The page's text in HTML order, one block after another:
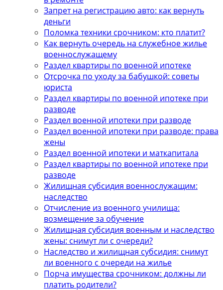
Запрет на регистрацию авто: как вернуть
деньги
Поломка техники срочником: кто платит?
Как вернуть очередь на служебное жилье
военнослужащему
Раздел квартиры по военной ипотеке
Отсрочка по уходу за бабушкой: советы
юриста
Раздел квартиры по военной ипотеке при
разводе
Раздел военной ипотеки при разводе
Раздел военной ипотеки при разводе: права
жены
Раздел военной ипотеки и маткапитала
Раздел квартиры по военной ипотеке при
разводе
Жилищная субсидия военнослужащим:
наследство
Отчисление из военного училища:
возмещение за обучение
Жилищная субсидия военным и наследство
жены: снимут ли с очереди?
Наследство и жилищная субсидия: снимут
ли военного с очереди на жилье
Порча имущества срочником: должны ли
платить родители?